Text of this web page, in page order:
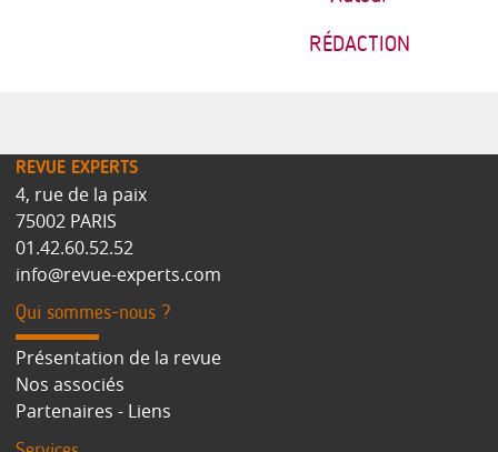
RÉDACTION
REVUE EXPERTS
4, rue de la paix
75002 PARIS
01.42.60.52.52
info@revue-experts.com
Qui sommes-nous ?
Présentation de la revue
Nos associés
Partenaires - Liens